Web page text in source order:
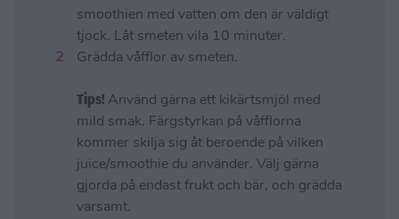
smoothien med vatten om den är väldigt
tjock. Låt smeten vila 10 minuter.
Grädda våfflor av smeten.
Tips! Använd gärna ett kikärtsmjöl med
mild smak. Färgstyrkan på våfflorna
kommer skilja sig åt beroende på vilken
juice/smoothie du använder. Välj gärna
gjorda på endast frukt och bär, och grädda
varsamt.